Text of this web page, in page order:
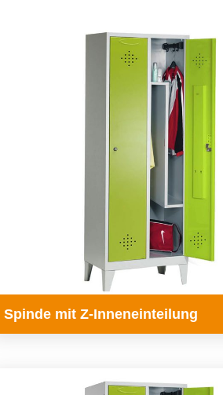
Spinde mit Z-Inneneinteilung